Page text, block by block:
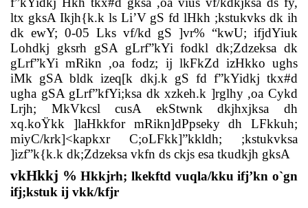
ltx gksA Ikjh{k.k ls Li’V gS fd lHkh ;kstukvks dk ih
dk ewY; 0-05 Lks vf/kd gS ]vr% “kwU; ifjdYiuk
Lohdkj gksrh gSA gLrf”kYi fodkl dk;Zdzeksa dk
gLrf”kYi mRikn ,oa fodz; ij lkFkZd izHkko ughs
iMk gSA bldk izeq[k dkj.k gS fd f”kYidkj tkx#d
ugha gSA gLrf”kfYi;ksa dk xzkeh.k ]rglhy ,oa Cykd
Lrjh; MkVkcsl cusA ekStwnk dkjhxjksa dh
xq.koŸkk ]laHkkfor mRikn]dPpseky dh LFkkuh;
miyC/krk]<kapkxr C;oLFkk]”kkldh; ;kstukvksa
]izf”k{k.k dk;Zdzeksa vkfn ds ckjs esa tkudkjh gksA
vkHkkj %Hkkjrh; lkekftd vuqla/kku ifj’kn o`gn
ifj;kstuk ij vkk/kfjr